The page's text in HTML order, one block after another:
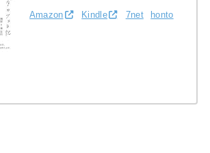
Amazon Kindle 7net honto